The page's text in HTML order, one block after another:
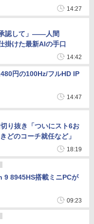
14:27
承認して」――人間
掛けた最新AIの手口
14:42
円の100Hz/フルHD IP
14:47
り抜き「ついにスト6お
どのコーチ就任など」
18:19
9 8945HS搭載ミニPCが
09:23